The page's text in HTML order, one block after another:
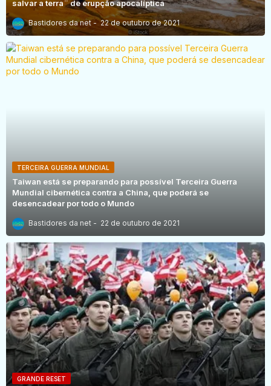
salvar a terra¨ de erupção apocalíptica
Bastidores da net 22 de outubro de 2021
TERCEIRA GUERRA MUNDIAL
Taiwan está se preparando para possível Terceira Guerra
Mundial cibernética contra a China, que poderá se
desencadear por todo o Mundo
Bastidores da net 22 de outubro de 2021
GRANDE RESET